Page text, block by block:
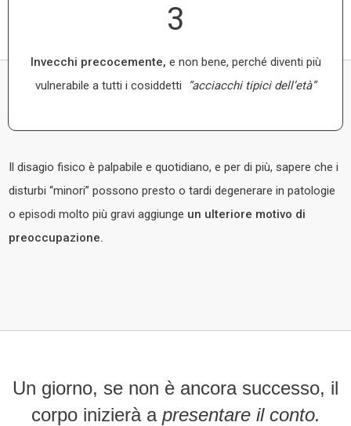
3
Invecchi precocemente, e non bene, perché diventi più
vulnerabile a tutti i cosiddetti
“acciacchi tipici dell’età”
Il disagio fisico è palpabile e quotidiano, e per di più, sapere che i
disturbi “minori” possono presto o tardi degenerare in patologie
o episodi molto più gravi aggiunge un ulteriore motivo di
preoccupazione.
Un giorno, se non è ancora successo, il
corpo inizierà a presentare il conto.